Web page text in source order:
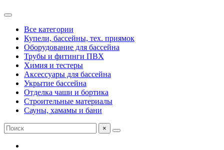
Все категории
Купели, бассейны, тех. приямок
Оборудование для бассейна
Трубы и фитинги ПВХ
Химия и тестеры
Аксессуары для бассейна
Укрытие бассейна
Отделка чаши и бортика
Строительные материалы
Сауны, хамамы и бани
×